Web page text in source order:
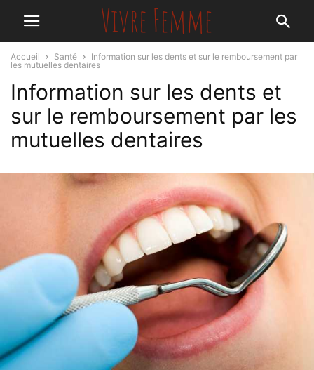
Accueil Santé
Information sur les dents et sur le remboursement par
les mutuelles dentaires
Information sur les dents et
sur le remboursement par les
mutuelles dentaires